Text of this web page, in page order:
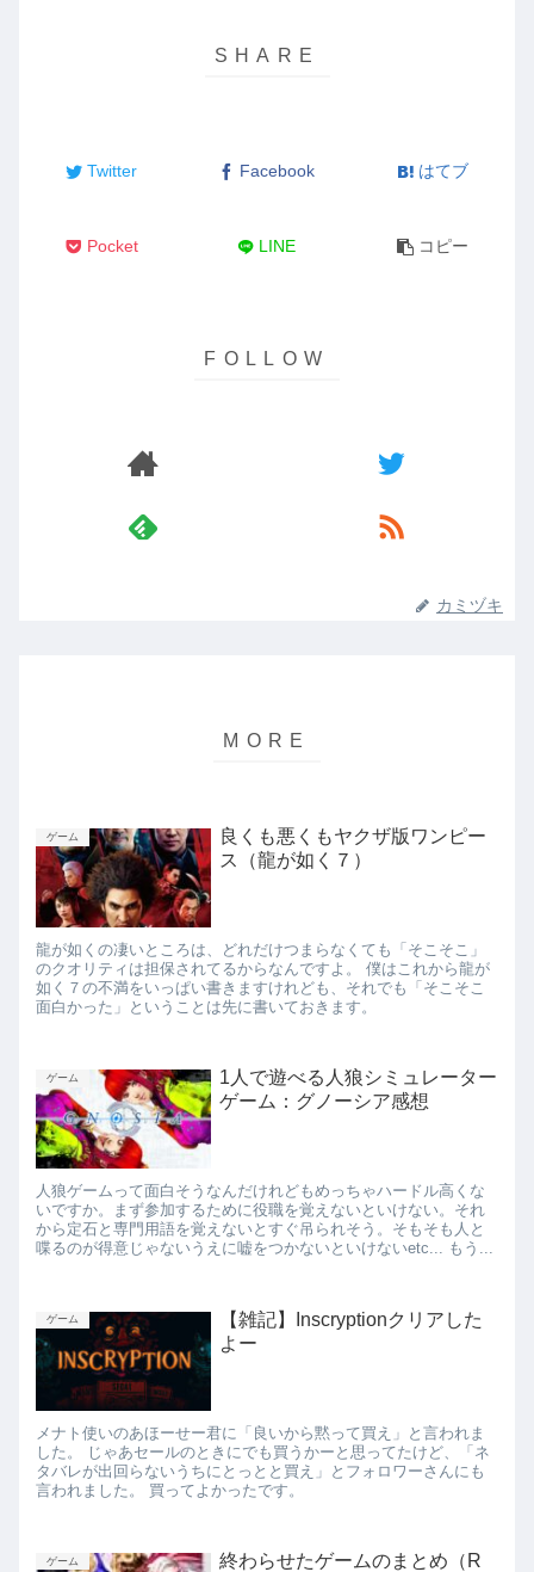
Twitter Facebook はてブ
Pocket LINE コピー
カミヅキ
ゲーム
良くも悪くもヤクザ版ワンピー
ス（龍が如く７）
龍が如くの凄いところは、どれだけつまらなくても「そこそこ」
のクオリティは担保されてるからなんですよ。 僕はこれから龍が
如く７の不満をいっぱい書きますけれども、それでも「そこそこ
面白かった」ということは先に書いておきます。
ゲーム
1人で遊べる人狼シミュレーター
ゲーム：グノーシア感想
人狼ゲームって面白そうなんだけれどもめっちゃハードル高くな
いですか。まず参加するために役職を覚えないといけない。それ
から定石と専門用語を覚えないとすぐ吊られそう。そもそも人と
喋るのが得意じゃないうえに嘘をつかないといけないetc... もう...
ゲーム
【雑記】Inscryptionクリアした
よー
メナト使いのあほーせー君に「良いから黙って買え」と言われま
した。 じゃあセールのときにでも買うかーと思ってたけど、「ネ
タバレが出回らないうちにとっとと買え」とフォロワーさんにも
言われました。 買ってよかったです。
ゲーム
終わらせたゲームのまとめ（R